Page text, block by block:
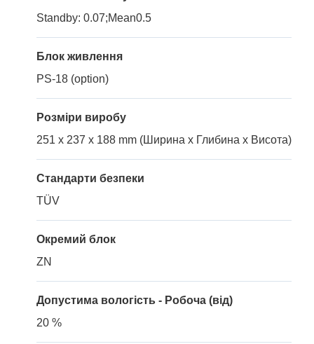
Standby: 0.07;Mean0.5
Блок живлення
PS-18 (option)
Розміри виробу
251 x 237 x 188 mm (Ширина x Глибина x Висота)
Стандарти безпеки
TÜV
Окремий блок
ZN
Допустима вологість - Робоча (від)
20 %